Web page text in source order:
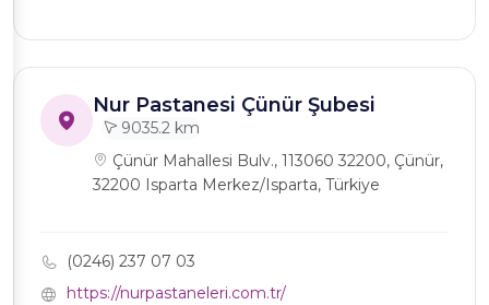
Nur Pastanesi Çünür Şubesi
9035.2 km
Çünür Mahallesi Bulv., 113060 32200, Çünür,
32200 Isparta Merkez/Isparta, Türkiye
(0246) 237 07 03
https://nurpastaneleri.com.tr/